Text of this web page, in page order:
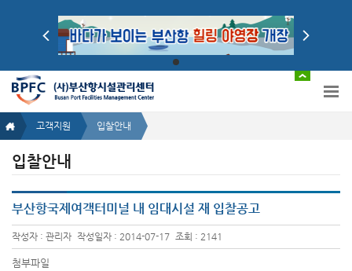
고객지원 입찰안내
입찰안내
부산항국제여객터미널 내 임대시설 재 입찰공고
작성자 : 관리자 작성일자 : 2014-07-17 조회 : 2141
첨부파일